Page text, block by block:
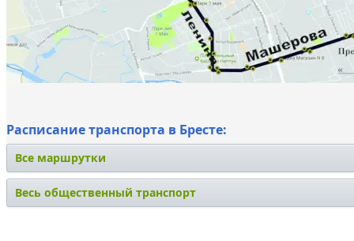
Расписание транспорта в Бресте:
Все маршрутки
Весь общественный транспорт